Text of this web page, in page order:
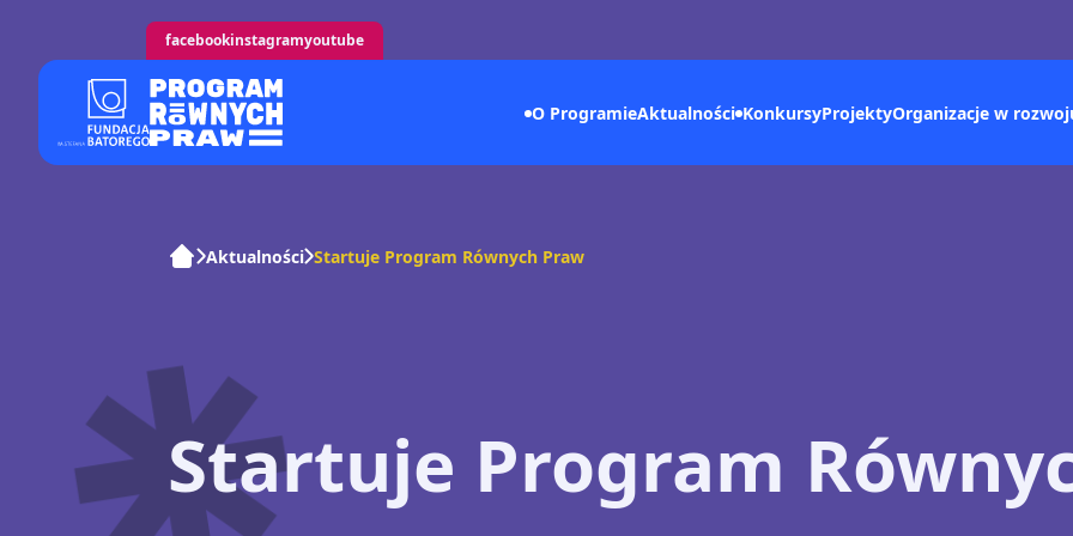
facebookinstagramyoutube
O ProgramieAktualności KonkursyProjektyOrganizacje w
Aktualności Startuje Program Równych Praw
Startuje Program